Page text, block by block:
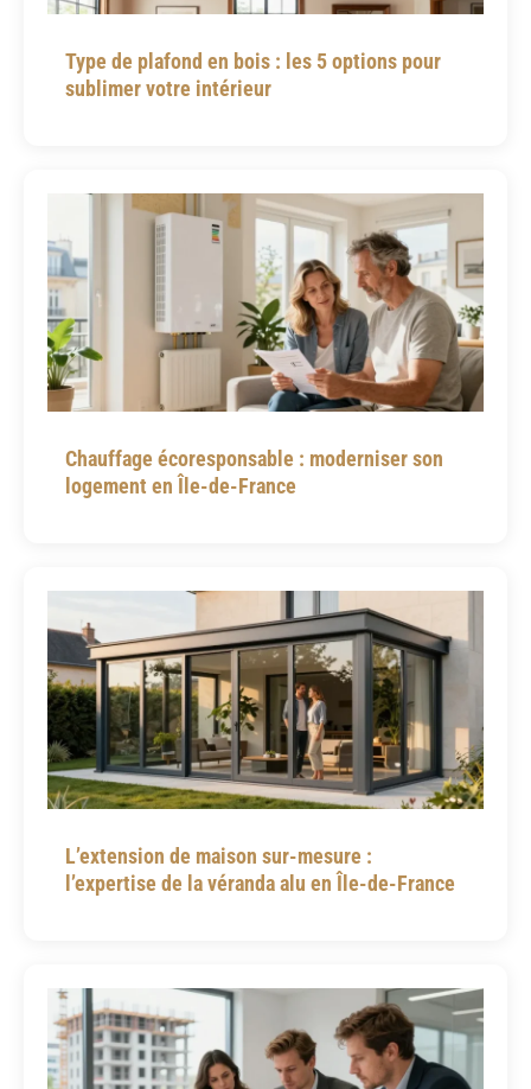
Type de plafond en bois : les 5 options pour
sublimer votre intérieur
Chauffage écoresponsable : moderniser son
logement en Île-de-France
L’extension de maison sur-mesure :
l’expertise de la véranda alu en Île-de-France